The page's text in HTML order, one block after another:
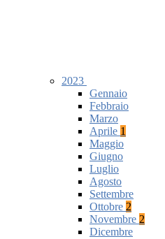
2023
Gennaio
Febbraio
Marzo
Aprile 1
Maggio
Giugno
Luglio
Agosto
Settembre
Ottobre 2
Novembre 2
Dicembre